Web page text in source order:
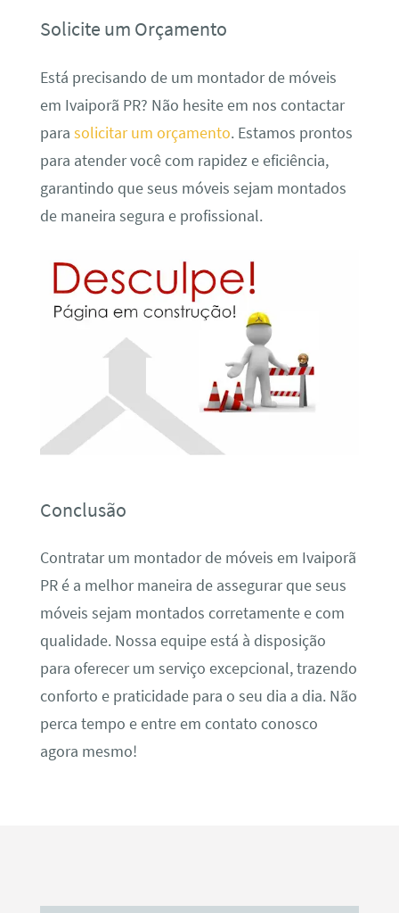
Solicite um Orçamento
Está precisando de um montador de móveis
em Ivaiporã PR? Não hesite em nos contactar
para solicitar um orçamento. Estamos prontos
para atender você com rapidez e eficiência,
garantindo que seus móveis sejam montados
de maneira segura e profissional.
Conclusão
Contratar um montador de móveis em Ivaiporã
PR é a melhor maneira de assegurar que seus
móveis sejam montados corretamente e com
qualidade. Nossa equipe está à disposição
para oferecer um serviço excepcional, trazendo
conforto e praticidade para o seu dia a dia. Não
perca tempo e entre em contato conosco
agora mesmo!